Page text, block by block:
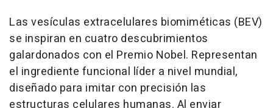
Las vesículas extracelulares biomiméticas (BEV)
se inspiran en cuatro descubrimientos
galardonados con el Premio Nobel. Representan
el ingrediente funcional líder a nivel mundial,
diseñado para imitar con precisión las
estructuras celulares humanas. Al enviar